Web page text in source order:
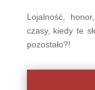
Lojalność,
czasy, kiedy te
pozostało?!